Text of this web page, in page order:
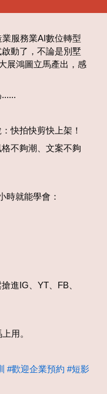
服務業AI數位轉型
動了，不論是別墅
展鴻圖立馬產出，感
快拍快剪快上架！
不夠潮、文案不夠
時就能學會：
進IG、YT、FB、
用。
#歡迎企業預約 #短影